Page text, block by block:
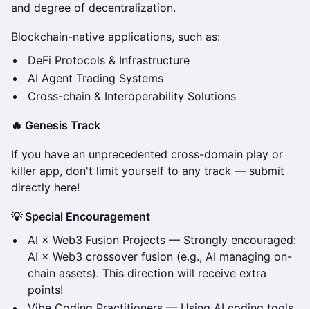
and degree of decentralization.
Blockchain-native applications, such as:
DeFi Protocols & Infrastructure
AI Agent Trading Systems
Cross-chain & Interoperability Solutions
🔥 Genesis Track
If you have an unprecedented cross-domain play or
killer app, don't limit yourself to any track — submit
directly here!
💡 Special Encouragement
AI × Web3 Fusion Projects — Strongly encouraged:
AI × Web3 crossover fusion (e.g., AI managing on-
chain assets). This direction will receive extra
points!